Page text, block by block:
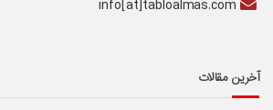
info[at]tabloalmas.com
آخرین مقالات